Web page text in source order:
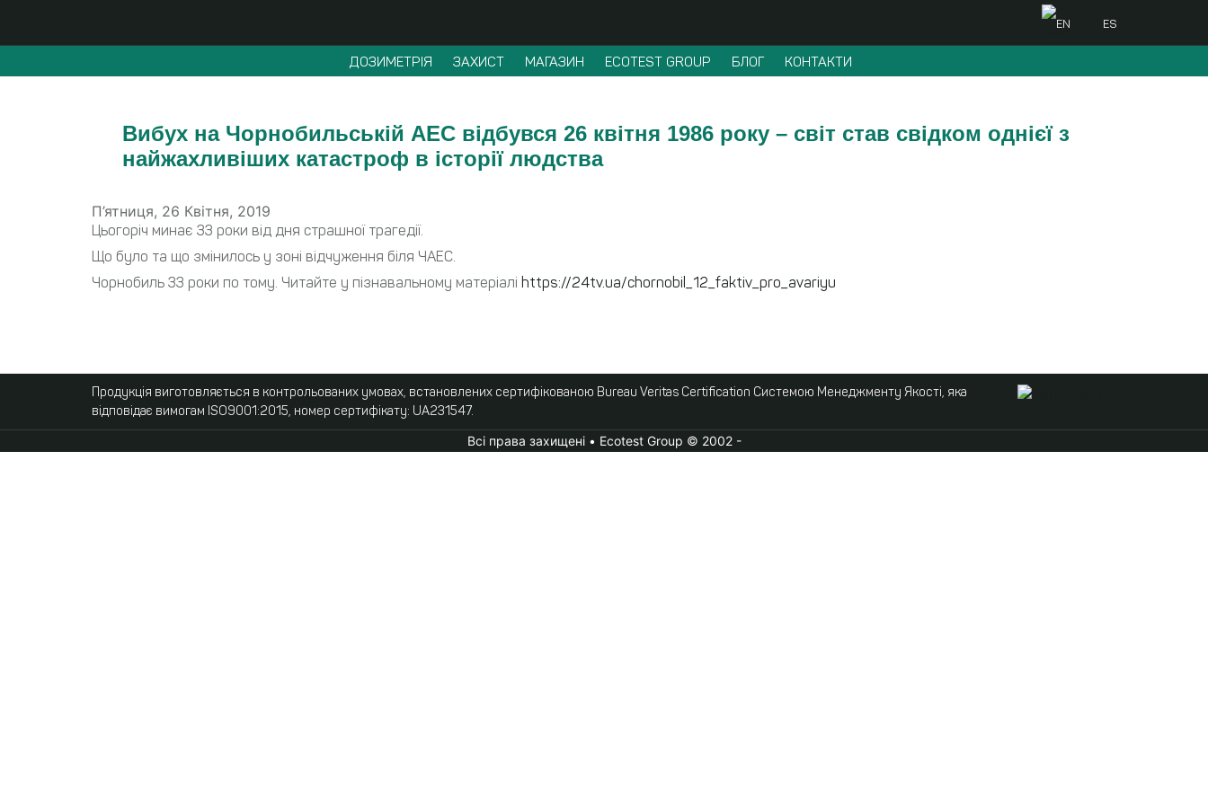
EN ES
ДОЗИМЕТРІЯ ЗАХИСТ МАГАЗИН ECOTEST GROUP БЛОГ КОНТАКТИ
Вибух на Чорнобильській АЕС відбувся 26 квітня 1986 року – світ став свідком однієї з
найжахливіших катастроф в історії людства
П’ятниця, 26 Квітня, 2019
Цьогоріч минає 33 роки від дня страшної трагедії.
Що було та що змінилось у зоні відчуження біля ЧАЕС.
Чорнобиль 33 роки по тому. Читайте у пізнавальному матеріалі https://24tv.ua/chornobil_12_faktiv_pro_avariyu
Продукція виготовляється в контрольованих умовах, встановлених сертифікованою Bureau Veritas Certification Системою Менеджменту Якості, яка
відповідає вимогам ISO9001:2015, номер сертифікату: UA231547.
Всі права захищені • Ecotest Group © 2002 -